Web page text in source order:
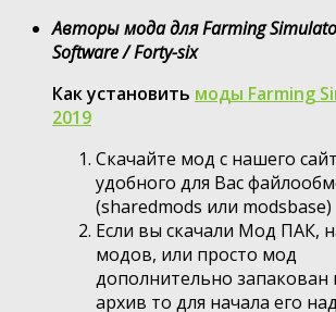
Авторы мода для Farming
Software / Forty-six
Как установить моды Farming
2019
Скачайте мод с нашего
удобного для Вас
(sharedmods или modsbase)
Если вы скачали Мод ПАК,
модов, или просто мод
дополнительно запакован
архив то для начала его